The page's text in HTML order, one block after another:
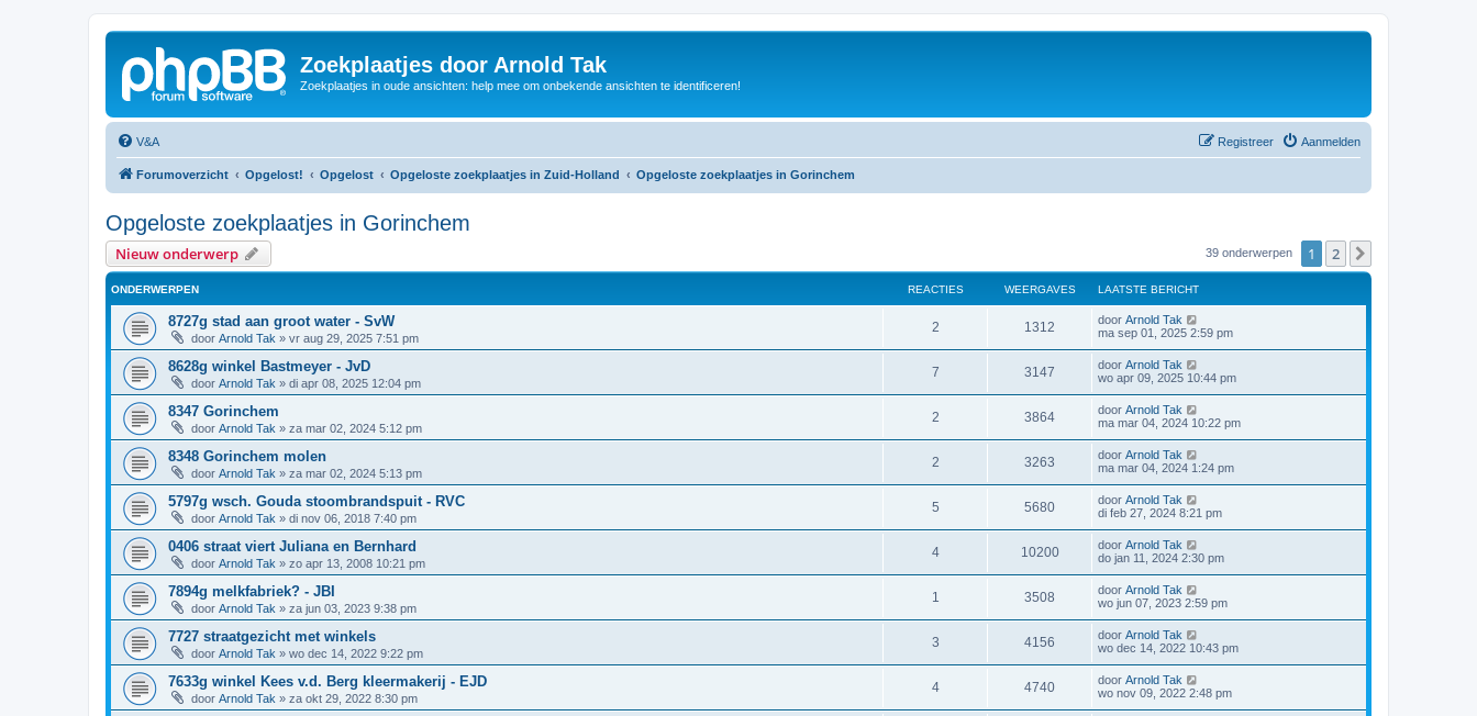
Zoekplaatjes door Arnold Tak
Zoekplaatjes in oude ansichten: help mee om onbekende ansichten te identificeren!
V&A Aanmelden
Registreer
Forumoverzicht Opgelost! Opgelost Opgeloste zoekplaatjes in Zuid-Holland Opgeloste zoekplaatjes in Gorinchem
Opgeloste zoekplaatjes in Gorinchem
Nieuw onderwerp 39 onderwerpen 1 2
ONDERWERPEN REACTIES WEERGAVES LAATSTE BERICHT
8727g stad aan groot water - SvW
door Arnold Tak » vr aug 29, 2025 7:51 pm
2 1312 door Arnold Tak
ma sep 01, 2025 2:59 pm
8628g winkel Bastmeyer - JvD
door Arnold Tak » di apr 08, 2025 12:04 pm
7 3147 door Arnold Tak
wo apr 09, 2025 10:44 pm
8347 Gorinchem
door Arnold Tak » za mar 02, 2024 5:12 pm
2 3864 door Arnold Tak
ma mar 04, 2024 10:22 pm
8348 Gorinchem molen
door Arnold Tak » za mar 02, 2024 5:13 pm
2 3263 door Arnold Tak
ma mar 04, 2024 1:24 pm
5797g wsch. Gouda stoombrandspuit - RVC
door Arnold Tak » di nov 06, 2018 7:40 pm
5 5680 door Arnold Tak
di feb 27, 2024 8:21 pm
0406 straat viert Juliana en Bernhard
door Arnold Tak » zo apr 13, 2008 10:21 pm
4 10200 door Arnold Tak
do jan 11, 2024 2:30 pm
7894g melkfabriek? - JBI
door Arnold Tak » za jun 03, 2023 9:38 pm
1 3508 door Arnold Tak
wo jun 07, 2023 2:59 pm
7727 straatgezicht met winkels
door Arnold Tak » wo dec 14, 2022 9:22 pm
3 4156 door Arnold Tak
wo dec 14, 2022 10:43 pm
7633g winkel Kees v.d. Berg kleermakerij - EJD
door Arnold Tak » za okt 29, 2022 8:30 pm
4 4740 door Arnold Tak
wo nov 09, 2022 2:48 pm